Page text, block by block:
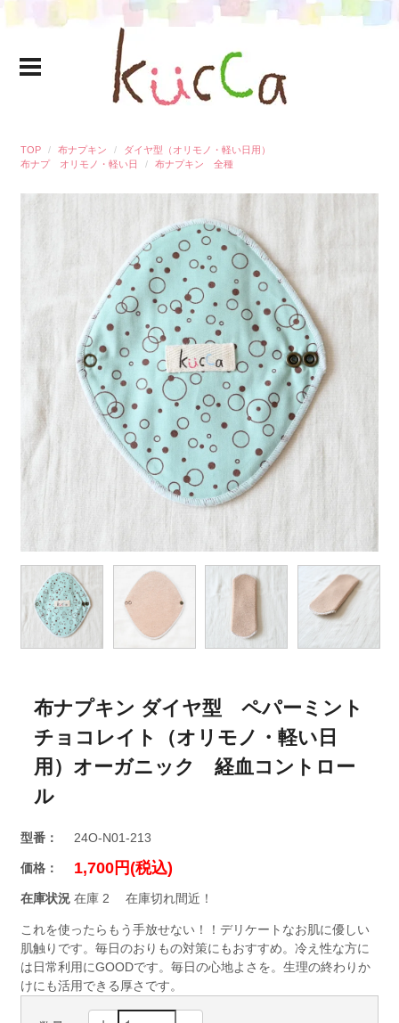
TOP 布ナプキン
ダイヤ型（オリモノ・軽い日用）
布ナプ オリモノ・軽い日
布ナプキン 全種
布ナプキン ダイヤ型 ペパーミント
チョコレイト（オリモノ・軽い日
用）オーガニック 経血コントロー
ル
型番： 24O-N01-213
価格： 1,700円(税込)
在庫状況 在庫 2 在庫切れ間近！
これを使ったらもう手放せない！！デリケートなお肌に優しい
肌触りです。毎日のおりもの対策にもおすすめ。冷え性な方に
は日常利用にGOODです。毎日の心地よさを。生理の終わりか
けにも活用できる厚さです。